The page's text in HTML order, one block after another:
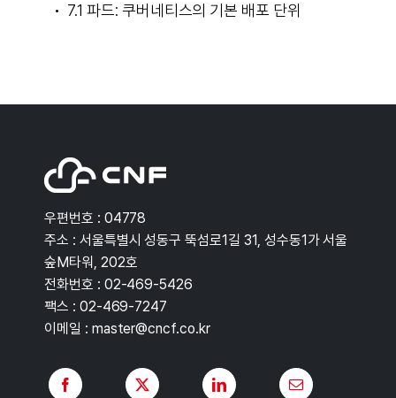
7.1 파드: 쿠버네티스의 기본 배포 단위
우편번호 : 04778
주소 : 서울특별시 성동구 뚝섬로1길 31, 성수동1가 서울
숲M타워, 202호
전화번호 : 02-469-5426
팩스 : 02-469-7247
이메일 : master@cncf.co.kr